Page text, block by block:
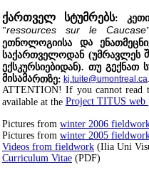
ქართველ სტუმრებს:
"ressources sur le Caucase
ეთნოლოგიისა და ე
საქართველოდან (უმრავლესშ
ექსკურსიებიდან). თუ გექნათ
მისამართზე: kj.tuite@umontreal.ca
ATTENTION! If you cannot read
available at the Project TITUS web
Pictures from winter 2006
Pictures from winter 2005
Videos from fieldwork (Ilia Uni
Curriculum Vitae (PDF)